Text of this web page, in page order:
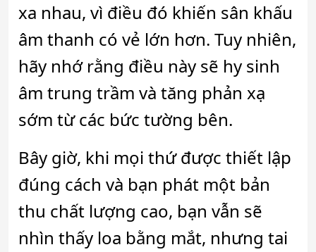
xa nhau, vì điều đó khiến sân khấu
âm thanh có vẻ lớn hơn. Tuy nhiên,
hãy nhớ rằng điều này sẽ hy sinh
âm trung trầm và tăng phản xạ
sớm từ các bức tường bên.
Bây giờ, khi mọi thứ được thiết lập
đúng cách và bạn phát một bản
thu chất lượng cao, bạn vẫn sẽ
nhìn thấy loa bằng mắt, nhưng tai